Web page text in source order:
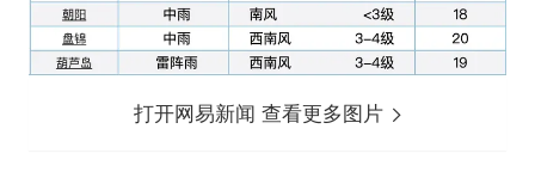
打开网易新闻 查看更多图片